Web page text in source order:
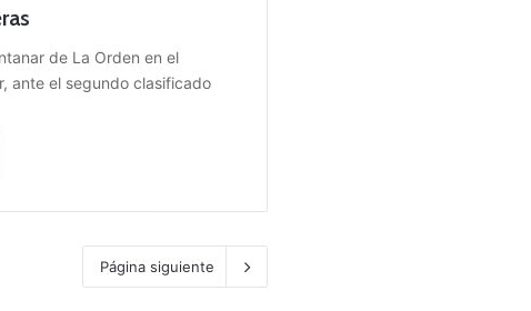
de La Orden en el
ante el segundo clasificado
Página siguiente